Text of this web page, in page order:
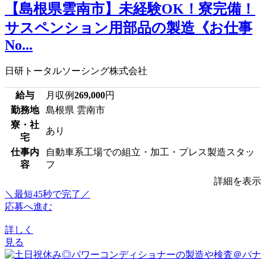
【島根県雲南市】未経験OK！寮完備！
サスペンション用部品の製造《お仕事
No...
日研トータルソーシング株式会社
給与 月収例269,000円
勤務地
島根県 雲南市
寮・社
宅
あり
仕事内
容
自動車系工場での組立・加工・プレス製造スタッ
フ
詳細を表示
＼最短45秒で完了／
応募へ進む
詳しく
見る